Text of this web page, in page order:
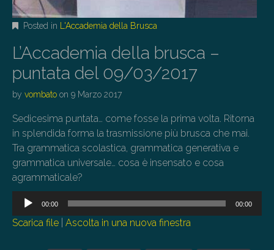
Posted in L'Accademia della Brusca
L’Accademia della brusca –
puntata del 09/03/2017
by vombato on 9 Marzo 2017
Sedicesima puntata… come fosse la prima volta. Ritorna
in splendida forma la trasmissione più brusca che mai.
Tra grammatica scolastica, grammatica generativa e
grammatica universale… cosa è insensato e cosa
agrammaticale?
Audio
00:00 00:00
Scarica file Ascolta in una nuova finestra